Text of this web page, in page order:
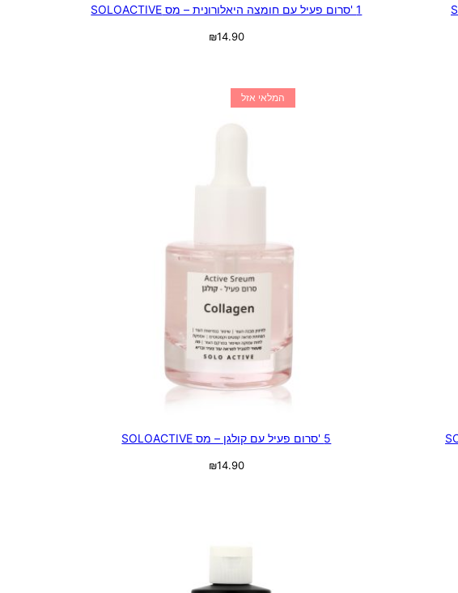
1 'סרום פעיל עם חומצה היאלורונית – מס SOLOACTIVE
₪14.90
המלאי אזל
5 'סרום פעיל עם קולגן – מס SOLOACTIVE
₪14.90